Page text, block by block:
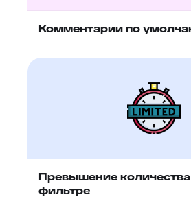
Комментарии по
Превышение
фильтре